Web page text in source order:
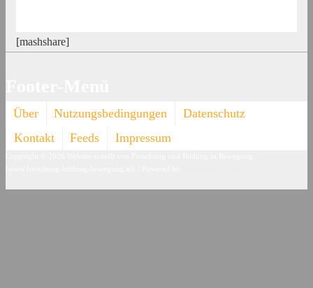
[mashshare]
Über Nutzungsbedingungen
Datenschutz
Kontakt
Feeds Impressum